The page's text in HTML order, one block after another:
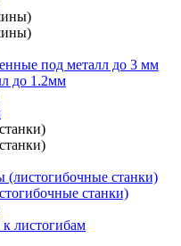
под металл до 3 мм
до 1.2мм
(листогибочные станки)
станки)
листогибам